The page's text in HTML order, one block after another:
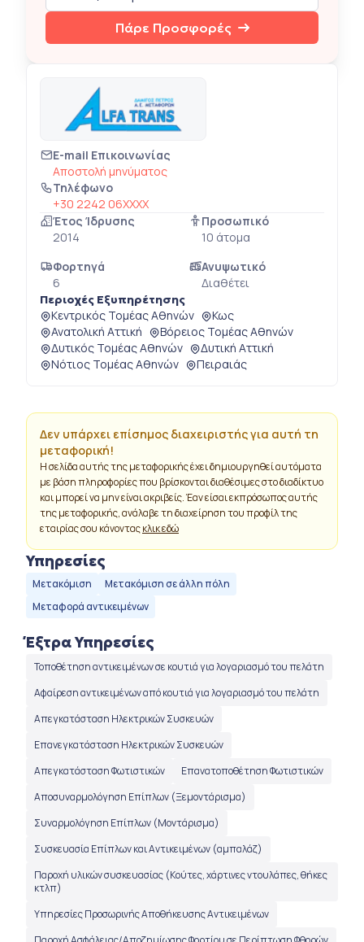
Δεν υπάρχει επίσημος διαχειριστής για αυτή τη
μεταφορική!
Η σελίδα αυτής της μεταφορικής έχει δημιουργηθεί αυτόματα
με βάση πληροφορίες που βρίσκονται διαθέσιμες στο διαδίκτυο
και μπορεί να μην είναι ακριβείς. Έαν είσαι εκπρόσωπος αυτής
της μεταφορικής, ανάλαβε τη διαχείρηση του προφίλ της
εταιρίας σου κάνονταςκλικ εδώ
Υπηρεσίες
Μετακόμιση
Μετακόμιση σε άλλη πόλη
Μεταφορά αντικειμένων
Έξτρα Υπηρεσίες
Τοποθέτηση αντικειμένων σε κουτιά για λογαριασμό του πελάτη
Αφαίρεση αντικειμένων από κουτιά για λογαριασμό του πελάτη
Απεγκατάσταση Ηλεκτρικών Συσκευών
Επανεγκατάσταση Ηλεκτρικών Συσκευών
Απεγκατάσταση Φωτιστικών
Επανατοποθέτηση Φωτιστικών
Αποσυναρμολόγηση Επίπλων (Ξεμοντάρισμα)
Συναρμολόγηση Επίπλων (Μοντάρισμα)
Συσκευασία Επίπλων και Αντικειμένων (αμπαλάζ)
Παροχή υλικών συσκευασίας (Κούτες, χάρτινες ντουλάπες, θήκες
κτλπ)
Υπηρεσίες Προσωρινής Αποθήκευσης Αντικειμένων
Πάρε Προσφορές
E-mail Επικοινωνίας
Αποστολή μηνύματος
Τηλέφωνο
+30 2242 06XXXX
Έτος Ίδρυσης
2014
Προσωπικό
10 άτομα
Φορτηγά
6
Ανυψωτικό
Διαθέτει
Περιοχές Εξυπηρέτησης
Κεντρικός Τομέας Αθηνών
Κως
Ανατολική Αττική
Βόρειος Τομέας Αθηνών
Δυτικός Τομέας Αθηνών
Δυτική Αττική
Νότιος Τομέας Αθηνών
Πειραιάς